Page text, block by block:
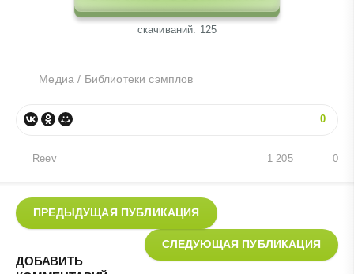
cкачиваний: 125
Медиа / Библиотеки сэмплов
0
Reev 0
1 205
ПРЕДЫДУЩАЯ ПУБЛИКАЦИЯ
СЛЕДУЮЩАЯ ПУБЛИКАЦИЯ
ДОБАВИТЬ